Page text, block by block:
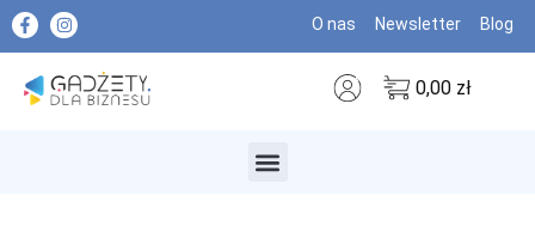
O nas Newsletter Blog
0,00 zł